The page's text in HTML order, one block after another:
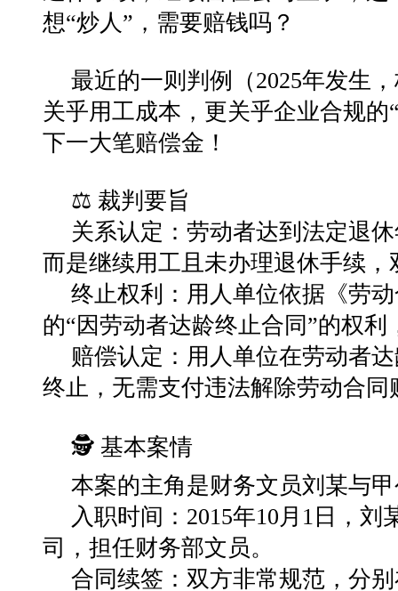
想“炒人”，需要赔钱吗？
最近的一则判例（2025年发生
关乎用工成本，更关乎企业合规
下一大笔赔偿金！
⚖️ 裁判要旨
关系认定： 劳动者达到法定退
而是继续用工且未办理退休手续，
终止权利： 用人单位依据《劳
的“因劳动者达龄终止合同”的权利
赔偿认定： 用人单位在劳动者
终止，无需支付违法解除劳动合同
🕵️ 基本案情
本案的主角是财务文员刘某与
入职时间：2015年10月1日，
司，担任财务部文员。
合同续签：双方非常规范，分别